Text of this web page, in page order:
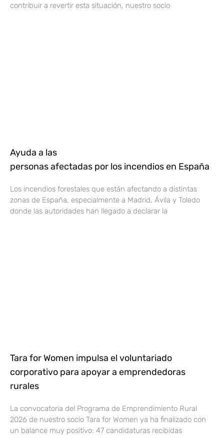
contribuir a revertir esta situación, nuestro socio
Ayuda a las
personas afectadas por los incendios en España
Los incendios forestales que están afectando a distintas
zonas de España, especialmente a Madrid, Ávila y Toledo
donde las autoridades han llegado a declarar la
Tara for Women impulsa el voluntariado
corporativo para apoyar a emprendedoras
rurales
La convocatoria del Programa de Emprendimiento Rural
2026 de nuestro socio Tara for Women ya ha finalizado con
un balance muy positivo: 47 candidaturas recibidas